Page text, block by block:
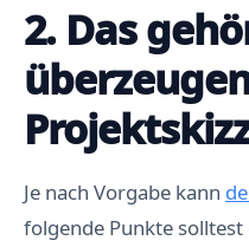
2. Das
Je nach Vorgabe kann
folgende Punkte solltest